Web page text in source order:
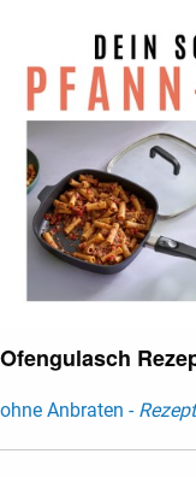
Ofengulasch
ohne Anbraten -